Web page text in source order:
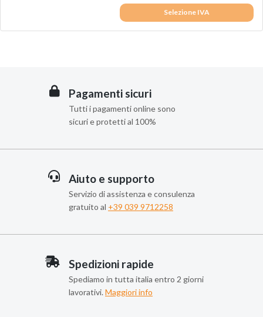
Selezione IVA
Pagamenti sicuri
Tutti i pagamenti online sono
sicuri e protetti al 100%
Aiuto e supporto
Servizio di assistenza e consulenza
gratuito al +39 039 9712258
Spedizioni rapide
Spediamo in tutta italia entro 2 giorni
lavorativi.Maggiori info